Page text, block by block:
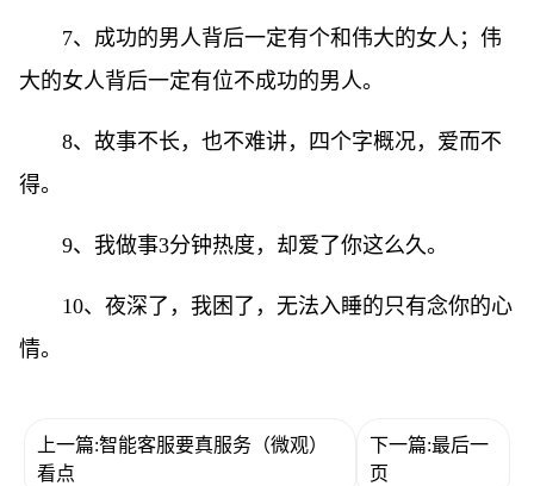
7、成功的男人背后一定有个和伟大的女人；伟
大的女人背后一定有位不成功的男人。
8、故事不长，也不难讲，四个字概况，爱而不
得。
9、我做事3分钟热度，却爱了你这么久。
10、夜深了，我困了，无法入睡的只有念你的心
情。
上一篇:智能客服要真服务（微观）
看点
下一篇:最后一
页